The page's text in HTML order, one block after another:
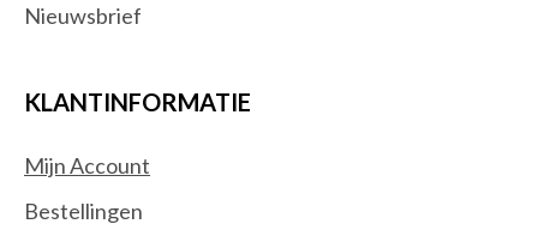
Nieuwsbrief
KLANTINFORMATIE
Mijn Account
Bestellingen